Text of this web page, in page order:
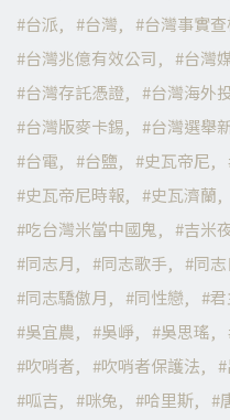
台派
台灣 台灣事實
台灣兆億有效公司
台灣
台灣存託憑證
台灣海外
台灣版麥卡錫
台灣選舉
台電
台鹽 史瓦帝尼
史瓦帝尼時報
史瓦濟蘭
吃台灣米當中國鬼
吉米
同志月
同志歌手 同
同志驕傲月
同性戀
吳宜農
吳崢 吳思瑤
吹哨者
吹哨者保護法
呱吉
咪兔 哈里斯